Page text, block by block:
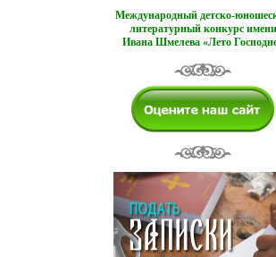
Международный детско-
литературный конкурс имени
Ивана Шмелева «Лето